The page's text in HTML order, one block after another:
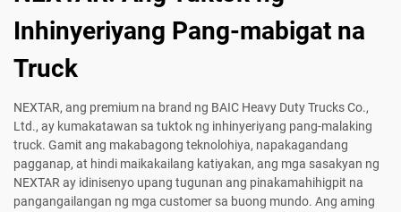
Inhinyeriyang Pang-mabigat na
Truck
NEXTAR, ang premium na brand ng BAIC Heavy Duty Trucks Co.,
Ltd., ay kumakatawan sa tuktok ng inhinyeriyang pang-malaking
truck. Gamit ang makabagong teknolohiya, napakagandang
pagganap, at hindi maikakailang katiyakan, ang mga sasakyan ng
NEXTAR ay idinisenyo upang tugunan ang pinakamahihigpit na
pangangailangan ng mga customer sa buong mundo. Ang aming